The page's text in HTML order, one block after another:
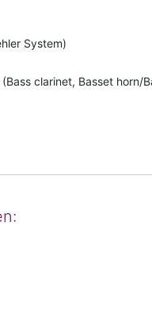
System)
clarinet, Basset horn/